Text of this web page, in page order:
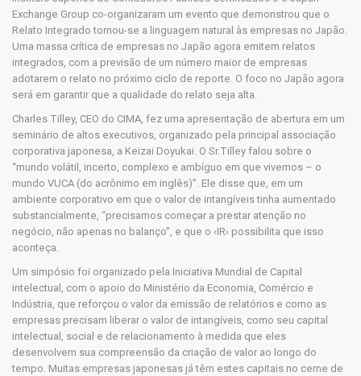
Exchange Group co-organizaram um evento que demonstrou que o
Relato Integrado tornou-se a linguagem natural às empresas no Japão.
Uma massa crítica de empresas no Japão agora emitem relatos
integrados, com a previsão de um número maior de empresas
adotarem o relato no próximo ciclo de reporte. O foco no Japão agora
será em garantir que a qualidade do relato seja alta.
Charles Tilley, CEO do CIMA, fez uma apresentação de abertura em um
seminário de altos executivos, organizado pela principal associação
corporativa japonesa, a Keizai Doyukai. O Sr.Tilley falou sobre o
“mundo volátil, incerto, complexo e ambíguo em que vivemos – o
mundo VUCA (do acrônimo em inglês)”. Ele disse que, em um
ambiente corporativo em que o valor de intangíveis tinha aumentado
substancialmente, “precisamos começar a prestar atenção no
negócio, não apenas no balanço”, e que o ‹IR› possibilita que isso
aconteça.
Um simpósio foi organizado pela Iniciativa Mundial de Capital
intelectual, com o apoio do Ministério da Economia, Comércio e
Indústria, que reforçou o valor da emissão de relatórios e como as
empresas precisam liberar o valor de intangíveis, como seu capital
intelectual, social e de relacionamento à medida que eles
desenvolvem sua compreensão da criação de valor ao longo do
tempo. Muitas empresas japonesas já têm estes capitais no cerne de